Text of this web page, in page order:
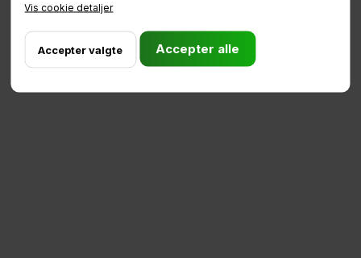
Vis cookie detaljer
Mandag - Fredag: